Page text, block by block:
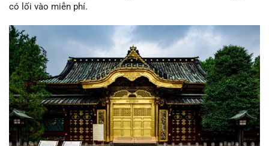
có lối vào miễn phí.